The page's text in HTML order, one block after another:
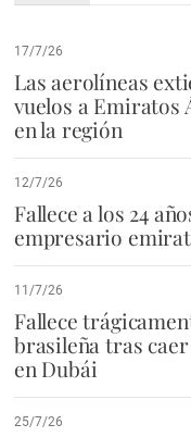
17/7/26
Las aerolíneas
vuelos a Emiratos
en la región
12/7/26
Fallece a los 24
empresario
11/7/26
Fallece
brasileña tras
en Dubái
25/7/26